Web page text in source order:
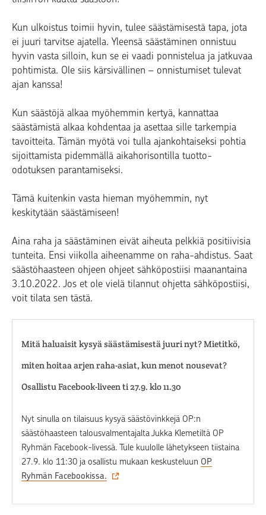
Kun ulkoistus toimii hyvin, tulee säästämisestä tapa, jota
ei juuri tarvitse ajatella. Yleensä säästäminen onnistuu
hyvin vasta silloin, kun se ei vaadi ponnistelua ja jatkuvaa
pohtimista. Ole siis kärsivällinen – onnistumiset tulevat
ajan kanssa!
Kun säästöjä alkaa myöhemmin kertyä, kannattaa
säästämistä alkaa kohdentaa ja asettaa sille tarkempia
tavoitteita. Tämän myötä voi tulla ajankohtaiseksi pohtia
sijoittamista pidemmällä aikahorisontilla tuotto-
odotuksen parantamiseksi.
Tämä kuitenkin vasta hieman myöhemmin, nyt
keskitytään säästämiseen!
Aina raha ja säästäminen eivät aiheuta pelkkiä positiivisia
tunteita. Ensi viikolla aiheenamme on raha-ahdistus. Saat
säästöhaasteen ohjeen ohjeet sähköpostiisi maanantaina
3.10.2022. Jos et ole vielä tilannut ohjetta sähköpostiisi,
voit tilata sen tästä‍.
Mitä haluaisit kysyä säästämisestä juuri nyt? Mietitkö,
miten hoitaa arjen raha-asiat, kun menot nousevat?
Osallistu Facebook-liveen ti 27.9. klo 11.30
Nyt sinulla on tilaisuus kysyä säästövinkkejä OP:n
säästöhaasteen talousvalmentajalta Jukka Klemetiltä OP
Ryhmän Facebook-livessä. Tule kuulolle lähetykseen tiistaina
27.9. klo 11:30 ja osallistu mukaan keskusteluun OP
Ryhmän Facebookissa.